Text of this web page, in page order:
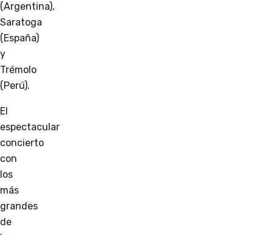
(Argentina),
Saratoga
(España)
y
Trémolo
(Perú).
El
espectacular
concierto
con
los
más
grandes
de